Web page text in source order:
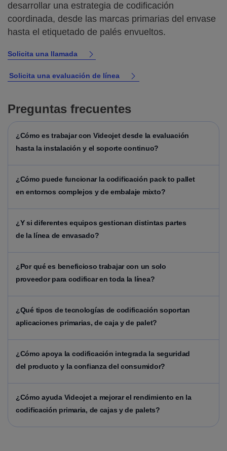
desarrollar una estrategia de codificación
coordinada, desde las marcas primarias del envase
hasta el etiquetado de palés envueltos.
Solicita una llamada
Solicita una evaluación de línea
Preguntas frecuentes
¿Cómo es trabajar con Videojet desde la evaluación
hasta la instalación y el soporte continuo?
¿Cómo puede funcionar la codificación pack to pallet
en entornos complejos y de embalaje mixto?
¿Y si diferentes equipos gestionan distintas partes
de la línea de envasado?
¿Por qué es beneficioso trabajar con un solo
proveedor para codificar en toda la línea?
¿Qué tipos de tecnologías de codificación soportan
aplicaciones primarias, de caja y de palet?
¿Cómo apoya la codificación integrada la seguridad
del producto y la confianza del consumidor?
¿Cómo ayuda Videojet a mejorar el rendimiento en la
codificación primaria, de cajas y de palets?